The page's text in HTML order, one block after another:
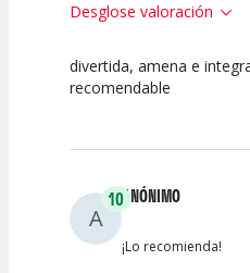
Desglose valoración
10 7.5
divertida, amena e
recomendable
A
10ANÓNIMO
¡Lo recomienda!